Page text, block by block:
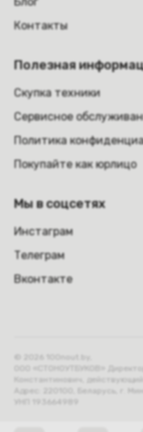
Контакты
Полезная
Скупка техники
Сервисное
Политика
Покупайте как юрлицо
Мы в соцсетях
Инстаграм
Телеграм
Вконтакте
ООО «СТОНОУТБУКОВ»
Константинович,
Адрес: 220100, Беларусь, г.